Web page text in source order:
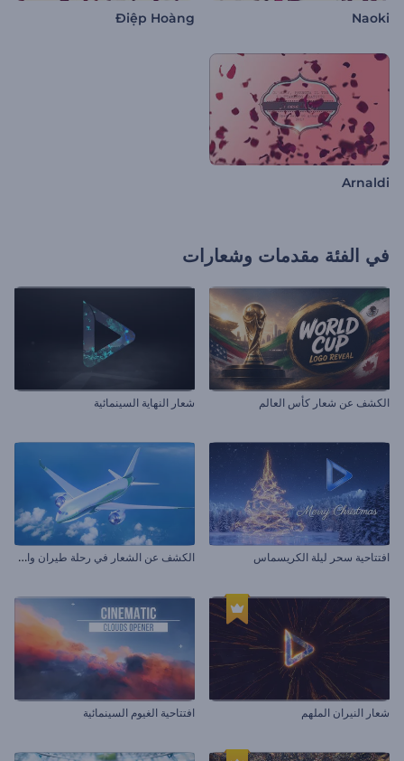
Naoki
Điệp Hoàng
Arnaldi
في الفئة مقدمات وشعارات
الكشف عن شعار كأس العالم شعار النهاية السينمائية
افتتاحية سحر ليلة الكريسماس ا
لكشف عن الشعار في رحلة طيران واقعية
شعار النيران الملهم افتتاحية الغيوم السينمائية